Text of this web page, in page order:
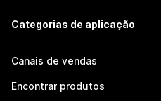
Categorias de aplicação
Canais de vendas
Encontrar produtos